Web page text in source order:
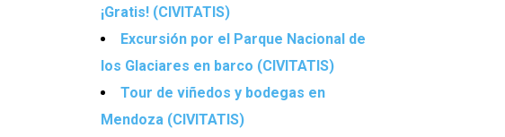
¡Gratis! (CIVITATIS)
Excursión por el Parque Nacional de
los Glaciares en barco (CIVITATIS)
Tour de viñedos y bodegas en
Mendoza (CIVITATIS)